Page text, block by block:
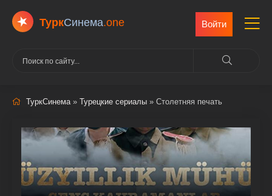
ТуркCинема.one Войти
ТуркСинема» Турецкие сериалы » Столетняя печать